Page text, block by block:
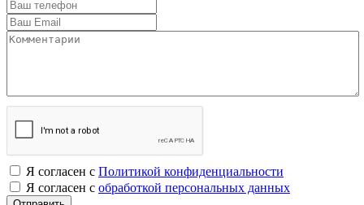
Я согласен с Политикой конфиденциальности
Я согласен с обработкой персональных данных